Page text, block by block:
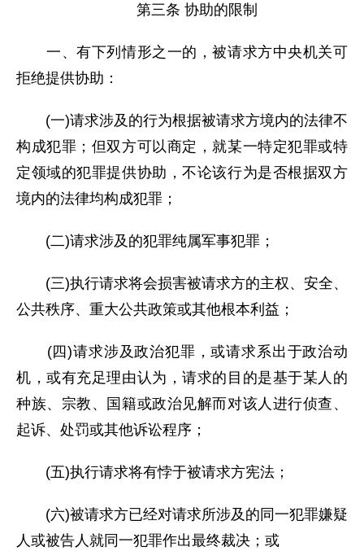
第三条 协助的限制
一、有下列情形之一的，被请求方中央机关可
拒绝提供协助：
(一)请求涉及的行为根据被请求方境内的法律不
构成犯罪；但双方可以商定，就某一特定犯罪或特
定领域的犯罪提供协助，不论该行为是否根据双方
境内的法律均构成犯罪；
(二)请求涉及的犯罪纯属军事犯罪；
(三)执行请求将会损害被请求方的主权、安全、
公共秩序、重大公共政策或其他根本利益；
(四)请求涉及政治犯罪，或请求系出于政治动
机，或有充足理由认为，请求的目的是基于某人的
种族、宗教、国籍或政治见解而对该人进行侦查、
起诉、处罚或其他诉讼程序；
(五)执行请求将有悖于被请求方宪法；
(六)被请求方已经对请求所涉及的同一犯罪嫌疑
人或被告人就同一犯罪作出最终裁决；或